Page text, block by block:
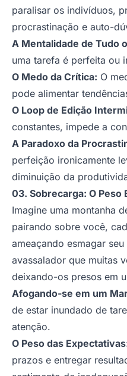
paralisar os indivíduos,
procrastinação e auto-
A Mentalidade de Tudo
uma tarefa é perfeita ou
O Medo da Crítica: O
pode alimentar
O Loop de Edição
constantes, impede a
A Paradoxo da
perfeição ironicamente
diminuição da
03. Sobrecarga: O Peso
Imagine uma montanha
pairando sobre você,
ameaçando esmagar
avassalador que muitas
deixando-os presos em
Afogando-se em um
de estar inundado de
atenção.
O Peso das
prazos e entregar